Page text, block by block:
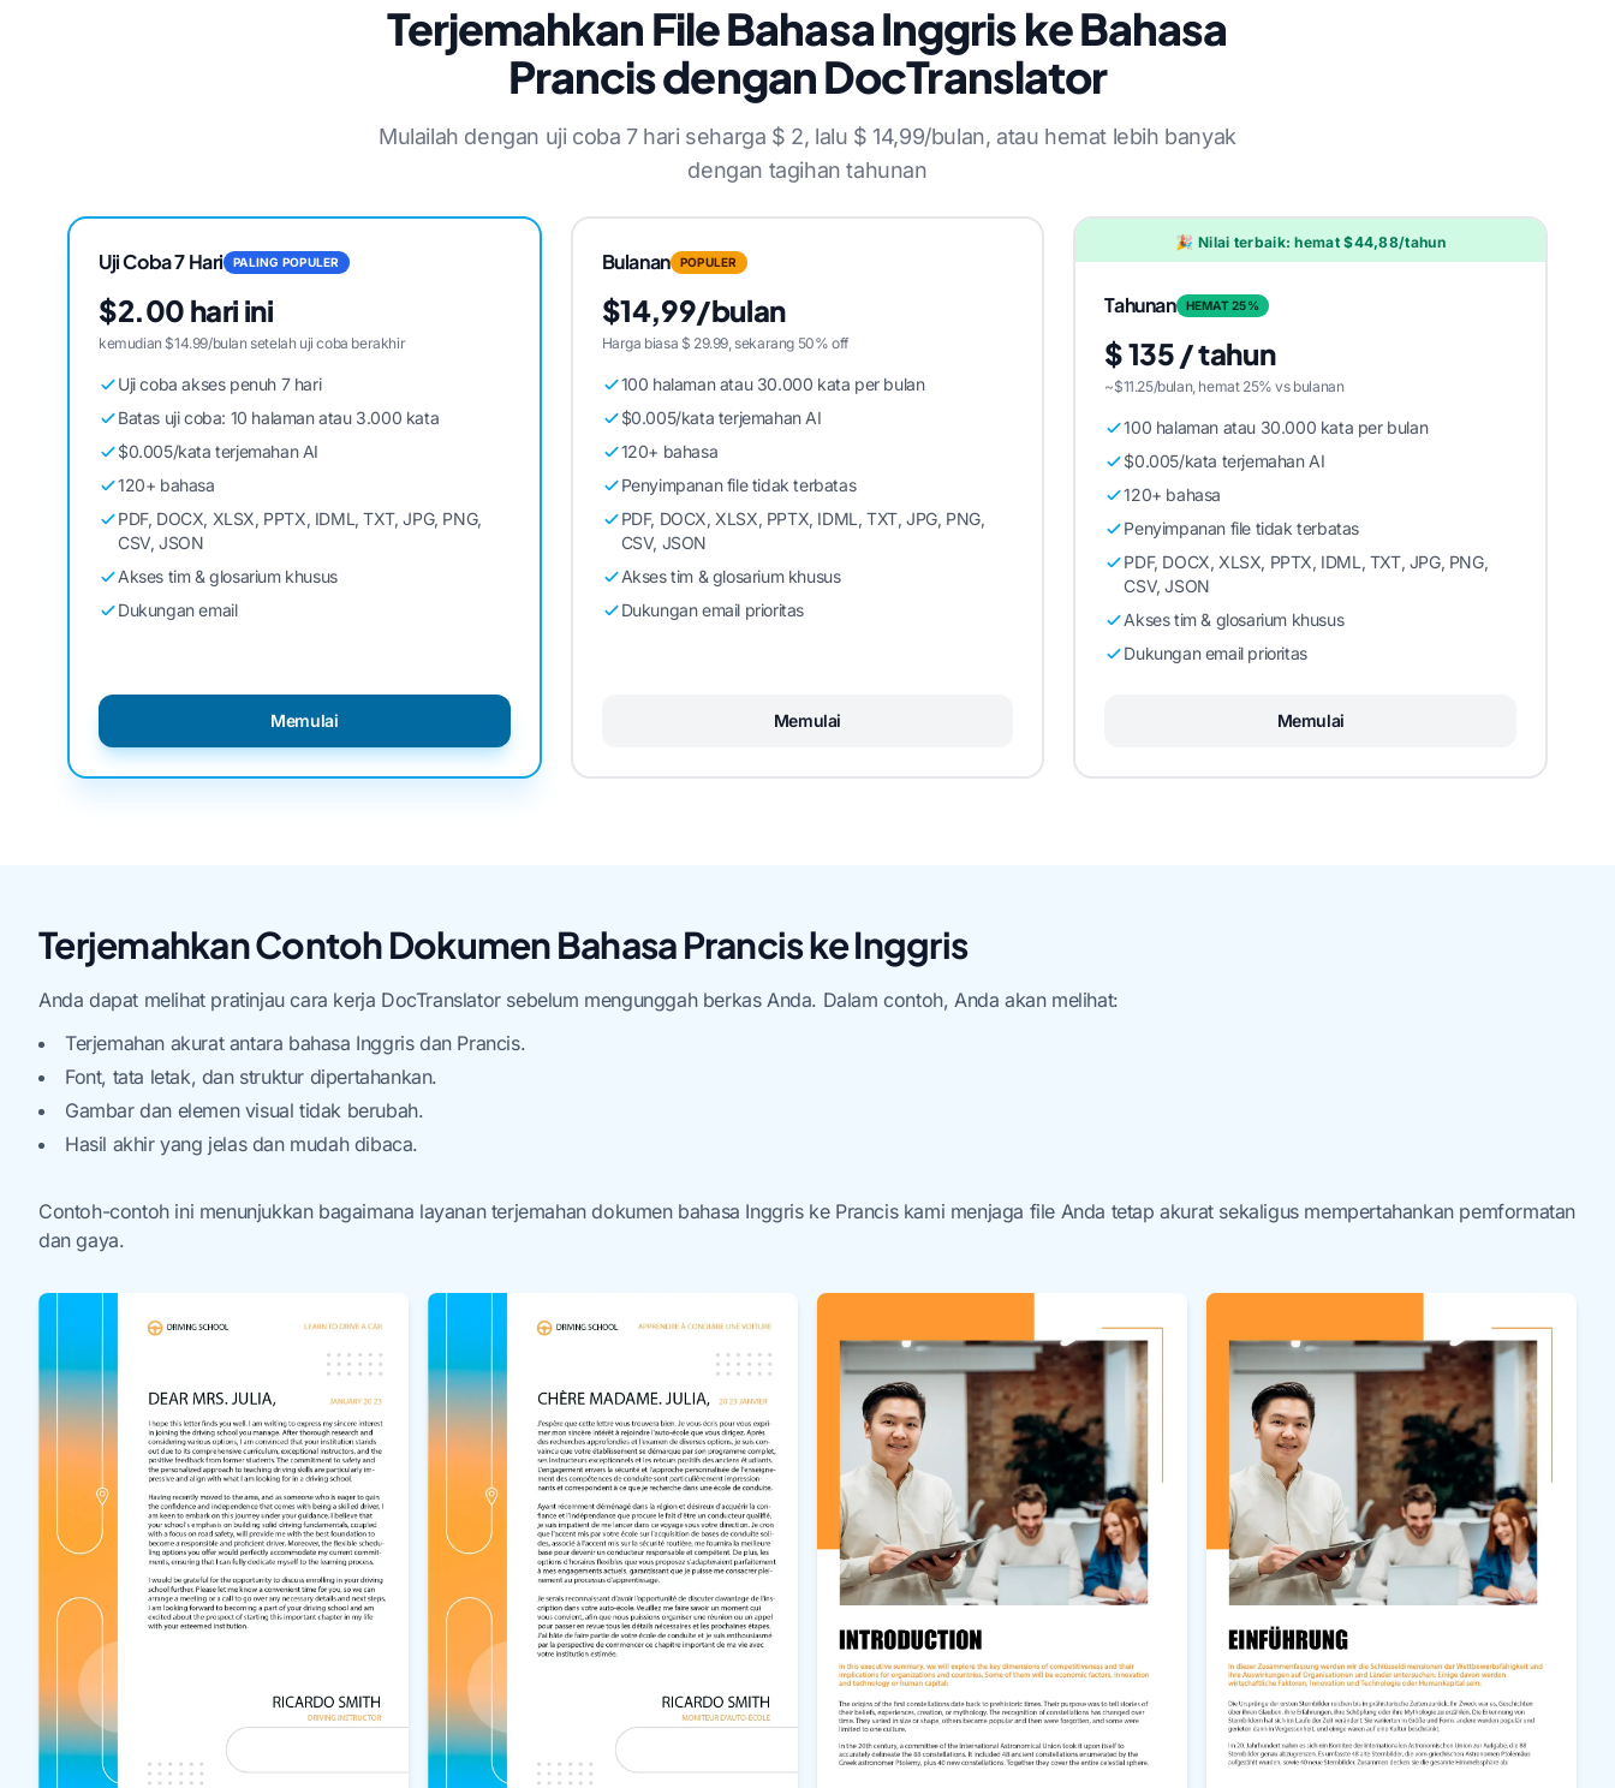
Terjemahkan File Bahasa Inggris ke Bahasa
Prancis dengan DocTranslator
Mulailah dengan uji coba 7 hari seharga $ 2, lalu $ 14,99/bulan, atau hemat lebih banyak
dengan tagihan tahunan
Uji Coba 7 Hari PALING POPULER
$2.00 hari ini
kemudian $14.99/bulan setelah uji coba berakhir
Uji coba akses penuh 7 hari
Batas uji coba: 10 halaman atau 3.000 kata
$0.005/kata terjemahan AI
120+ bahasa
PDF, DOCX, XLSX, PPTX, IDML, TXT, JPG, PNG,
CSV, JSON
Akses tim & glosarium khusus
Dukungan email
Memulai
Bulanan POPULER
$14,99/bulan
Harga biasa $ 29.99, sekarang 50% off
100 halaman atau 30.000 kata per bulan
$0.005/kata terjemahan AI
120+ bahasa
Penyimpanan file tidak terbatas
PDF, DOCX, XLSX, PPTX, IDML, TXT, JPG, PNG,
CSV, JSON
Akses tim & glosarium khusus
Dukungan email prioritas
Memulai
🎉 Nilai terbaik: hemat $44,88/tahun
Tahunan HEMAT 25%
$ 135 / tahun
~$11.25/bulan, hemat 25% vs bulanan
100 halaman atau 30.000 kata per bulan
$0.005/kata terjemahan AI
120+ bahasa
Penyimpanan file tidak terbatas
PDF, DOCX, XLSX, PPTX, IDML, TXT, JPG, PNG,
CSV, JSON
Akses tim & glosarium khusus
Dukungan email prioritas
Memulai
Terjemahkan Contoh Dokumen Bahasa Prancis ke Inggris
Anda dapat melihat pratinjau cara kerja DocTranslator sebelum mengunggah berkas Anda. Dalam contoh, Anda akan melihat:
Terjemahan akurat antara bahasa Inggris dan Prancis.
Font, tata letak, dan struktur dipertahankan.
Gambar dan elemen visual tidak berubah.
Hasil akhir yang jelas dan mudah dibaca.
Contoh-contoh ini menunjukkan bagaimana layanan terjemahan dokumen bahasa Inggris ke Prancis kami menjaga file Anda tetap akurat sekaligus mempertahankan pemformatan
dan gaya.